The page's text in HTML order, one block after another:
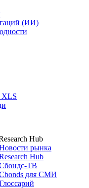
(ИИ)
XLS
Hub
рынка
Hub
ТВ
для СМИ